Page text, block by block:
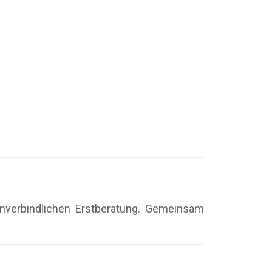
Erstberatung. Gemeinsam